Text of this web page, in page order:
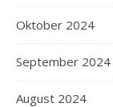
Oktober 2024
September 2024
August 2024